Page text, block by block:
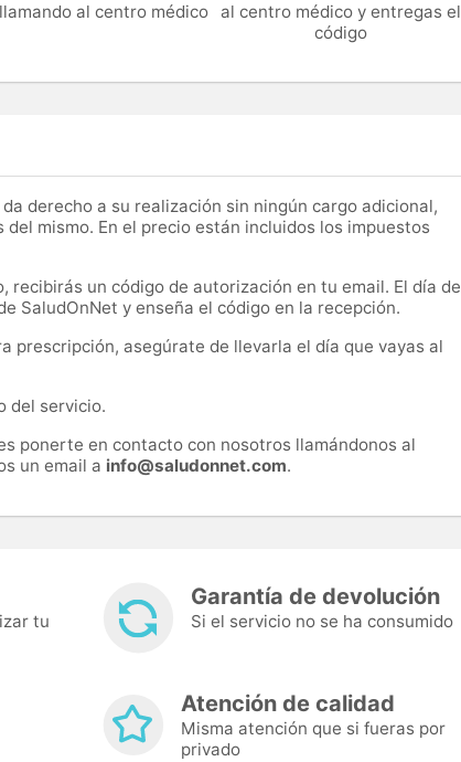
al centro médico al centro médico y entregas el
código
derecho a su realización sin ningún cargo adicional,
mismo. En el precio están incluidos los impuestos
recibirás un código de autorización en tu email. El día de
SaludOnNet y enseña el código en la recepción.
prescripción, asegúrate de llevarla el día que vayas al
del servicio.
ponerte en contacto con nosotros llamándonos al
un email a info@saludonnet.com.
tu
Garantía de devolución
Si el servicio no se ha consumido
Atención de calidad
Misma atención que si fueras por
privado